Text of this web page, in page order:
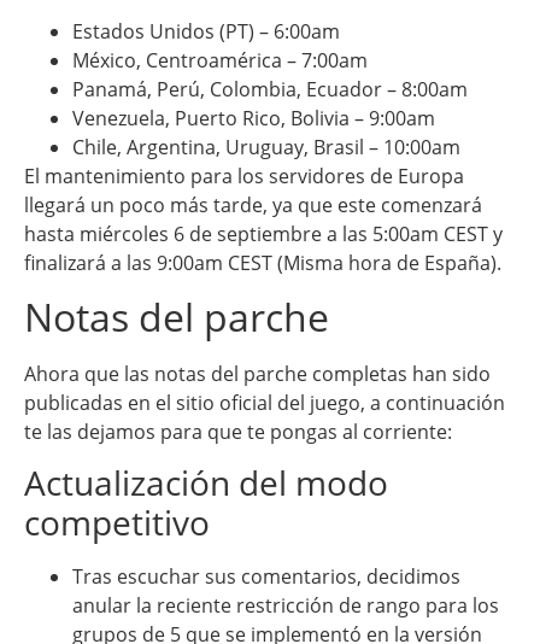
Estados Unidos (PT) – 6:00am
México, Centroamérica – 7:00am
Panamá, Perú, Colombia, Ecuador – 8:00am
Venezuela, Puerto Rico, Bolivia – 9:00am
Chile, Argentina, Uruguay, Brasil – 10:00am
El mantenimiento para los servidores de Europa
llegará un poco más tarde, ya que este comenzará
hasta miércoles 6 de septiembre a las 5:00am CEST y
finalizará a las 9:00am CEST (Misma hora de España).
Notas del parche
Ahora que las notas del parche completas han sido
publicadas en el sitio oficial del juego, a continuación
te las dejamos para que te pongas al corriente:
Actualización del modo
competitivo
Tras escuchar sus comentarios, decidimos
anular la reciente restricción de rango para los
grupos de 5 que se implementó en la versión